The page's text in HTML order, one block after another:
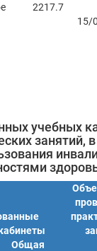
2217.7
15/
учебных
занятий,
Общая